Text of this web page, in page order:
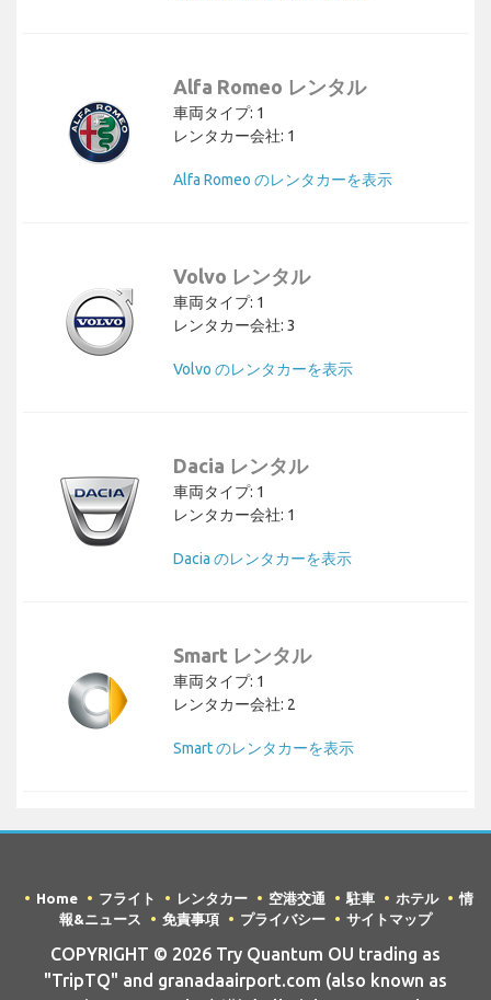
Alfa Romeo レンタル
車両タイプ: 1
レンタカー会社: 1
Alfa Romeo のレンタカーを表示
Volvo レンタル
車両タイプ: 1
レンタカー会社: 3
Volvo のレンタカーを表示
Dacia レンタル
車両タイプ: 1
レンタカー会社: 1
Dacia のレンタカーを表示
Smart レンタル
車両タイプ: 1
レンタカー会社: 2
Smart のレンタカーを表示
Home フライト レンタカー 空港交通 駐車 ホテル
情
報&ニュース
免責事項 プライバシー サイトマップ
COPYRIGHT © 2026 Try Quantum OU trading as
"TripTQ" and granadaairport.com (also known as